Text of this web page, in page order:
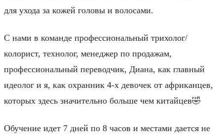
для ухода за кожей головы и волосами.
С нами в команде профессиональный трихолог/
колорист, технолог, менеджер по продажам,
профессиональный переводчик, Диана, как главный
идеолог и я, как охранник 4-х девочек от африканцев,
которых здесь значительно больше чем китайцев🤣
Обучение идет 7 дней по 8 часов и местами дается не